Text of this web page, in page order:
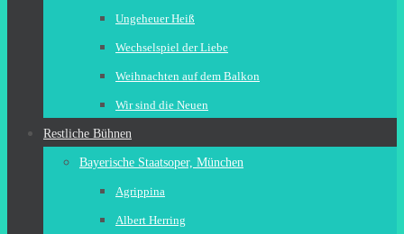
Ungeheuer Heiß
Wechselspiel der Liebe
Weihnachten auf dem Balkon
Wir sind die Neuen
Restliche Bühnen
Bayerische Staatsoper, München
Agrippina
Albert Herring